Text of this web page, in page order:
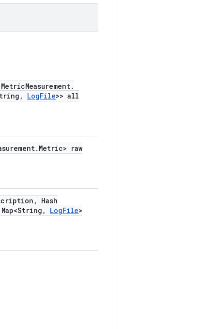
Measurement.
, LogFile>> all
. Metric> raw
,
Hash
, LogFile>